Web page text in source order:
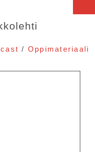
/ Oppimateriaali